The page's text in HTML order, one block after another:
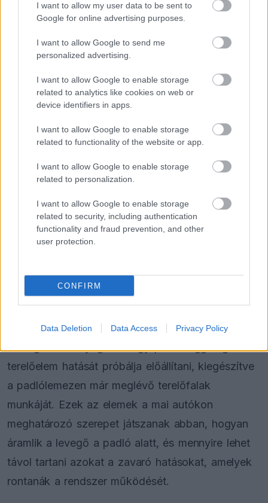
I want to allow my user data to be sent to
Google for online advertising purposes.
I want to allow Google to send me
personalized advertising.
I want to allow Google to enable storage
related to analytics like cookies on web or
device identifiers in apps.
I want to allow Google to enable storage
related to functionality of the website or app.
I want to allow Google to enable storage
related to personalization.
I want to allow Google to enable storage
related to security, including authentication
functionality and fraud prevention, and other
user protection.
CONFIRM
Data Deletion Data Access Privacy Policy
Első pillantásra ez finom változtatásnak tűnhet,
szolgál egyszerre. Az átalakítás a
között, ezzel pedig az itt keletkező nagyobb
örvénystruktúrákra is hatást gyakorol.
Ezen a területen eleve számottevő a
nyomáskülönbség a padló felső és alsó felülete
között, ennek kezelése pedig kulcsfontosságú a
leszorítóerő és az aerodinamikai stabilitás
szempontjából. A Ferrari mérnökei a módosított
profillal nem pusztán nagyobb terhelést akartak
féktávon, kanyarban, gyorsításkor és eltérő
hasmagasság mellett is egyenletesebb maradjon -
terelőelem hatását próbálja előállítani, kiegészítve
a padlólemezen már meglévő terelőfalak
munkáját. Ezek az elemek a mai autókon
meghatározó szerepet játszanak abban, hogyan
áramlik a levegő a padló alatt, és mennyire lehet
távol tartani azokat a zavaró hatásokat, amelyek
rontanák a rendszer működését.